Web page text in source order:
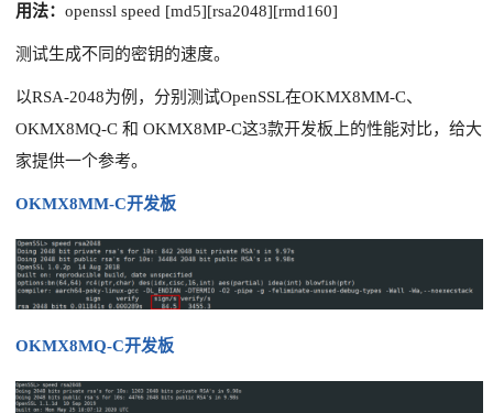
用法： openssl speed [md5][rsa2048][rmd160]
测试生成不同的密钥的速度。
以RSA-2048为例，分别测试OpenSSL在OKMX8MM-C、
OKMX8MQ-C 和 OKMX8MP-C这3款开发板上的性能对比，给大
家提供一个参考。
OKMX8MM-C开发板
OKMX8MQ-C开发板